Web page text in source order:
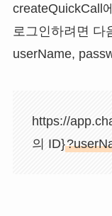
createQuickCall
로그인하려면 다
userName,
https://
의 ID}